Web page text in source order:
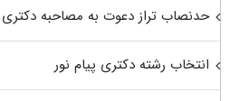
حدنصاب تراز دعوت به مصاحبه دکتری
انتخاب رشته دکتری پیام نور